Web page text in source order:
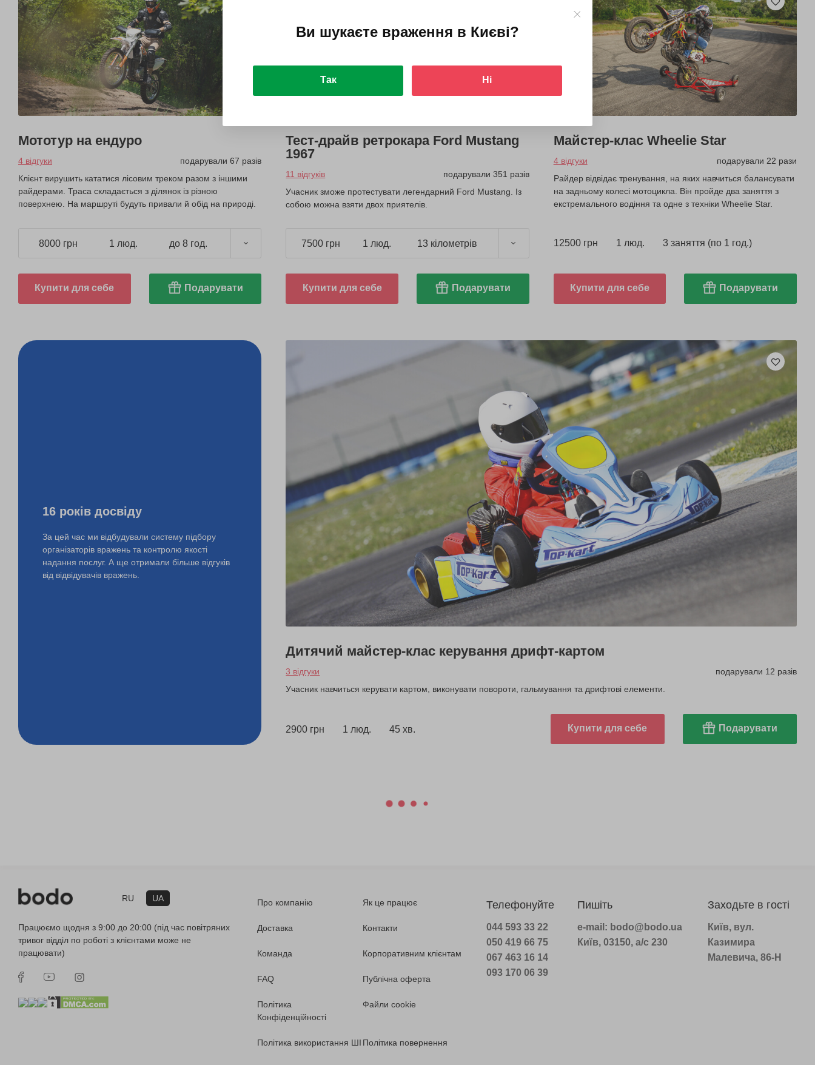
Мототур на ендуро
4 відгуки
подарували 67 разів
Клієнт вирушить кататися лісовим треком разом з іншими
райдерами. Траса складається з ділянок із різною
поверхнею. На маршруті будуть привали й обід на природі.
8000 грн 1 люд. до 8 год.
Купити для себе Подарувати
Тест-драйв ретрокара Ford Mustang
1967
11 відгуків
подарували 351 разів
Учасник зможе протестувати легендарний Ford Mustang. Із
собою можна взяти двох приятелів.
7500 грн 1 люд. 13 кілометрів
Купити для себе Подарувати
Майстер-клас Wheelie Star
4 відгуки
подарували 22 рази
Райдер відвідає тренування, на яких навчиться балансувати
на задньому колесі мотоцикла. Він пройде два заняття з
екстремального водіння та одне з техніки Wheelie Star.
12500 грн 1 люд. 3 заняття (по 1 год.)
Купити для себе Подарувати
16 років досвіду
За цей час ми відбудували систему підбору
організаторів вражень та контролю якості
надання послуг. А ще отримали більше відгуків
від відвідувачів вражень.
Дитячий майстер-клас керування дрифт-картом
3 відгуки
подарували 12 разів
Учасник навчиться керувати картом, виконувати повороти, гальмування та дрифтові елементи.
2900 грн 1 люд. 45 хв. Купити для себе Подарувати
RU UA
Працюємо щодня з 9:00 до 20:00 (під час повітряних
тривог відділ по роботі з клієнтами може не
працювати)
Про компанію Як це працює
Доставка Контакти
Команда Корпоративним клієнтам
FAQ Публічна оферта
Політика
Конфіденційності
Файли cookie
Політика використання ШІ Політика повернення
Телефонуйте
044 593 33 22
050 419 66 75
067 463 16 14
093 170 06 39
Пишіть
e-mail: bodo@bodo.ua
Київ, 03150, а/с 230
Заходьте в гості
Київ, вул.
Казимира
Малевича, 86-Н
Ви шукаєте враження в Києві?
Так Ні